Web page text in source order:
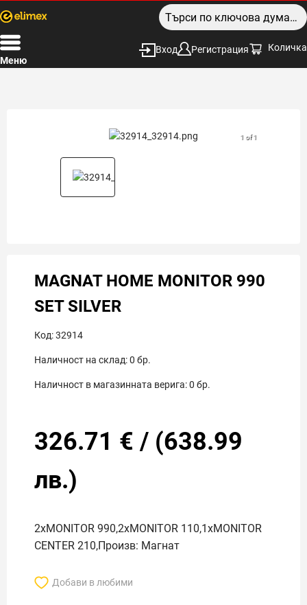
Меню
Вход Регистрация Количка
1 of 1
MAGNAT HOME MONITOR 990
SET SILVER
Код:32914
Наличност на склад:0 бр.
Наличност в магазинната верига:0 бр.
326.71 € / (638.99
лв.)
2xMONITOR 990,2xMONITOR 110,1xMONITOR
CENTER 210,Произв: Магнат
Добави в любими